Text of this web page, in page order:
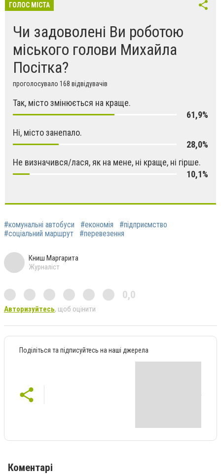
ГОЛОС МІСТА
Чи задоволені Ви роботою
міського голови Михайла
Посітка?
проголосувало 168 відвідувачів
Так, місто змінюється на краще.
61,9%
Ні, місто занепало.
28,0%
Не визначився/лася, як на мене, ні краще, ні гірше.
10,1%
#комунальні автобуси #економія
#підприємство
#соціальний маршрут
#перевезення
Книш Маргарита
Журналіст
0,0
Авторизуйтесь, щоб оцінити
Поділіться та підписуйтесь на наші джерела
Коментарі